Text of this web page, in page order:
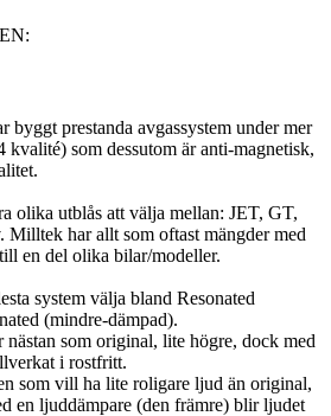
byggt prestanda avgassystem under mer
kvalité) som dessutom är anti-magnetisk,
olika utblås att välja mellan: JET, GT,
Milltek har allt som oftast mängder med
en del olika bilar/modeller.
system välja bland Resonated
(mindre-dämpad).
nästan som original, lite högre, dock med
i rostfritt.
som vill ha lite roligare ljud än original,
en ljuddämpare (den främre) blir ljudet